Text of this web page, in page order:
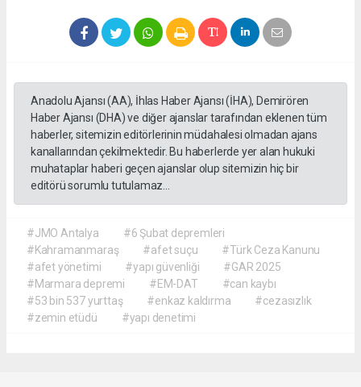
Anadolu Ajansı (AA), İhlas Haber Ajansı (İHA), Demirören
Haber Ajansı (DHA) ve diğer ajanslar tarafından eklenen tüm
haberler, sitemizin editörlerinin müdahalesi olmadan ajans
kanallarından çekilmektedir. Bu haberlerde yer alan hukuki
muhataplar haberi geçen ajanslar olup sitemizin hiç bir
editörü sorumlu tutulamaz...
#JMO Antalya
#6 Şubat depremleri
#Kahramanmaraş
#afet suçu
#Türk Ceza Kanunu
#afet yönetimi
#yapı güvenliği
#GAR 2025
#Marmara depremi
#EM-DAT
#can kaybı
#53 bin 537 yurttaş
#enkaz kaldırma
#cezasızlık
#zemin etüdü
#yapı denetimi